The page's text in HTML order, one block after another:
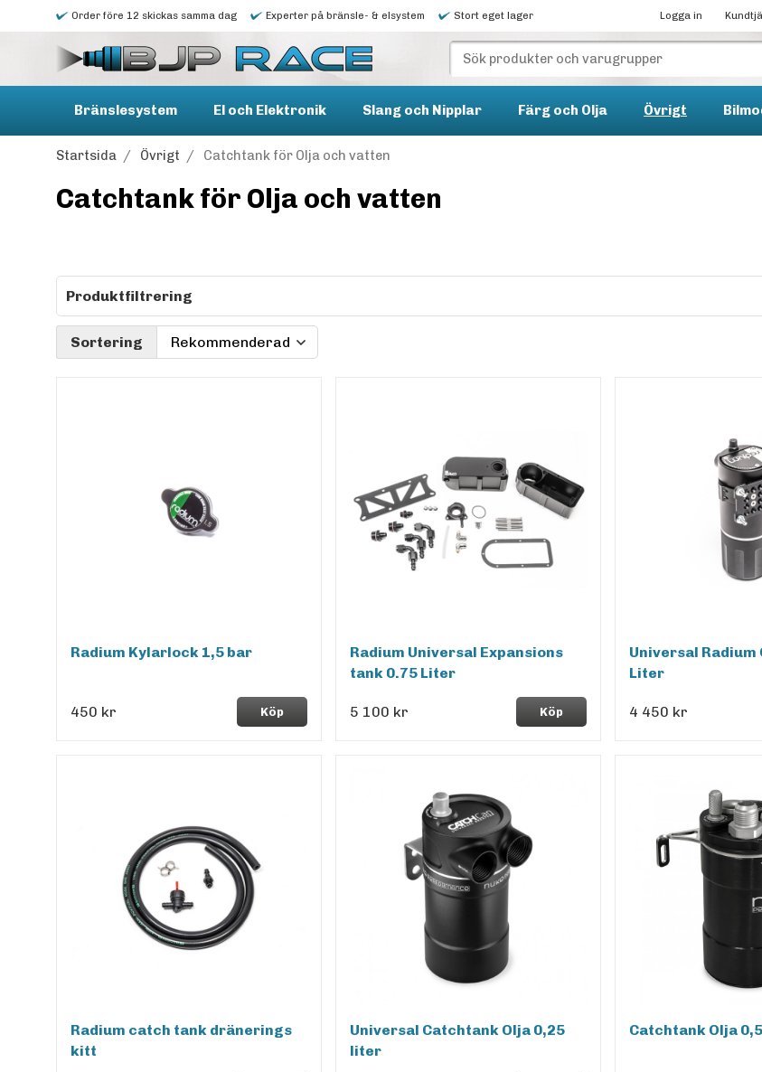
Order före 12 skickas samma dag Experter på bränsle- & elsystem Stort eget lager Logga in
Bränslesystem El och Elektronik Slang och Nipplar Färg och Olja Övrigt
Startsida / Övrigt / Catchtank för Olja och vatten
Catchtank för Olja och vatten
Produktfiltrering
Sortering
Radium Kylarlock 1,5 bar
450 kr Köp
Radium Universal Expansions
tank 0.75 Liter
5 100 kr Köp
Universal Radium
Liter
4 450 kr
Radium catch tank dränerings
kitt
Universal Catchtank Olja 0,25
liter
Catchtank Olja